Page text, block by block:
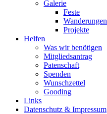
Galerie
Feste
Wanderungen
Projekte
Helfen
Was wir benötigen
Mitgliedsantrag
Patenschaft
Spenden
Wunschzettel
Gooding
Links
Datenschutz & Impressum